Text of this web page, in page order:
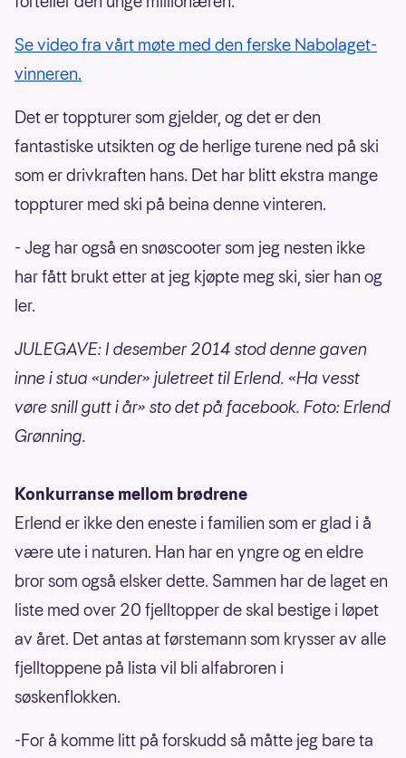
Se video fra vårt møte med den ferske Nabolaget-
vinneren.
Det er toppturer som gjelder, og det er den
fantastiske utsikten og de herlige turene ned på ski
som er drivkraften hans. Det har blitt ekstra mange
toppturer med ski på beina denne vinteren.
- Jeg har også en snøscooter som jeg nesten ikke
har fått brukt etter at jeg kjøpte meg ski, sier han og
ler.
JULEGAVE: I desember 2014 stod denne gaven
inne i stua «under» juletreet til Erlend. «Ha vesst
vøre snill gutt i år» sto det på facebook. Foto: Erlend
Grønning.
Konkurranse mellom brødrene
Erlend er ikke den eneste i familien som er glad i å
være ute i naturen. Han har en yngre og en eldre
bror som også elsker dette. Sammen har de laget en
liste med over 20 fjelltopper de skal bestige i løpet
av året. Det antas at førstemann som krysser av alle
fjelltoppene på lista vil bli alfabroren i
søskenflokken.
-For å komme litt på forskudd så måtte jeg bare ta